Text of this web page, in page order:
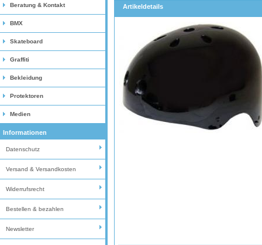
Beratung & Kontakt
BMX
Skateboard
Graffiti
Bekleidung
Protektoren
Medien
Informationen
Datenschutz
Versand & Versandkosten
Widerrufsrecht
Bestellen & bezahlen
Newsletter
Artikeldetails